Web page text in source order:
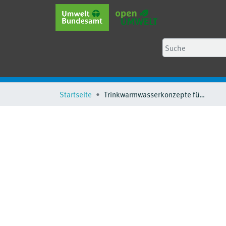
Startseite Trinkwarmwasserkonzepte für Gebäude mit einer Wärmepumpenheizung